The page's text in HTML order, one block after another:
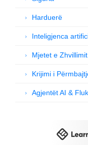
Harduerë
Inteligjenca
Mjetet e
Krijimi i
Agjentët AI &